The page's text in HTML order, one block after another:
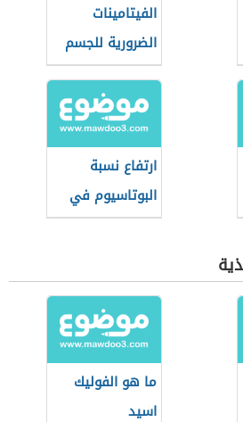
الفيتامينات
الضرورية للجسم
ارتفاع نسبة
البوتاسيوم في
الدم
ما هو الفوليك
اسيد